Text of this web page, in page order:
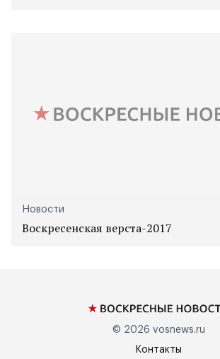
Новости
Воскресенская верста-2017
© 2026 vosnews.ru
Контакты